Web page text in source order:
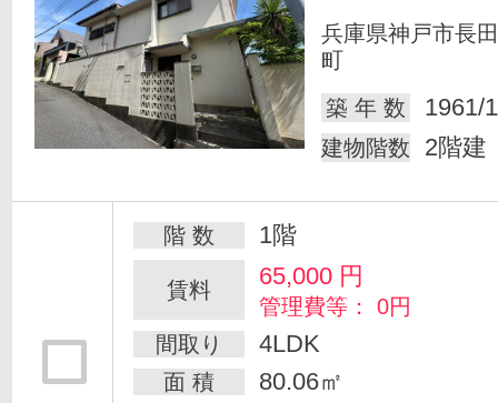
兵庫県神戸市長
町
築 年 数
1961/
建物階数 2階建
階 数 1階
賃料 65,000 円
管理費等： 0円
間取り
4LDK
面 積 80.06㎡